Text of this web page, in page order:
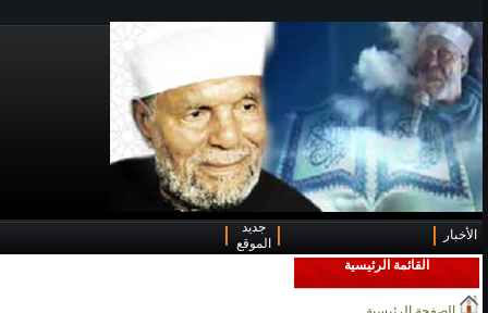
الأخبار
جديد
الموقع
القائمة الرئيسية